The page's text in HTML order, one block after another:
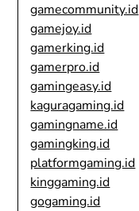
gamecommunity.id
gamejoy.id
gamerking.id
gamerpro.id
gamingeasy.id
kaguragaming.id
gamingname.id
gamingking.id
platformgaming.id
kinggaming.id
gogaming.id